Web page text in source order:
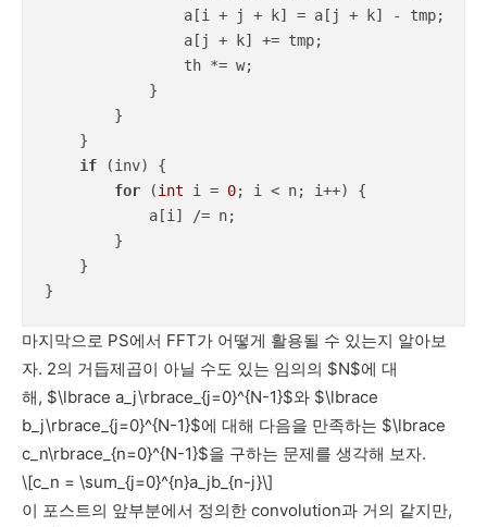
                a[i + j + k] = a[j + k] - tmp;
                a[j + k] += tmp;
                th *= w;
            }
        }
    }
if (inv) {
for (int i = 0; i < n; i++) {
            a[i] /= n;
        }
    }
}
마지막으로 PS에서 FFT가 어떻게 활용될 수 있는지 알아보
자. 2의 거듭제곱이 아닐 수도 있는 임의의 $N$에 대
해, $\lbrace a_j\rbrace_{j=0}^{N-1}$와 $\lbrace
b_j\rbrace_{j=0}^{N-1}$에 대해 다음을 만족하는 $\lbrace
c_n\rbrace_{n=0}^{N-1}$을 구하는 문제를 생각해 보자.
\[c_n = \sum_{j=0}^{n}a_jb_{n-j}\]
이 포스트의 앞부분에서 정의한 convolution과 거의 같지만,